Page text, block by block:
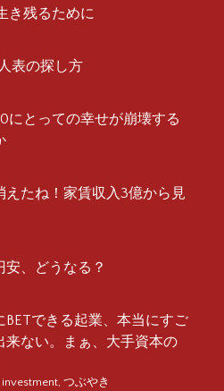
き残るために
表の探し方
にとっての幸せが崩壊する
えたね！家賃収入3億から見
、どうなる？
BETできる起業、本当にすご
来ない。まぁ、大手資本の
investment つぶやき